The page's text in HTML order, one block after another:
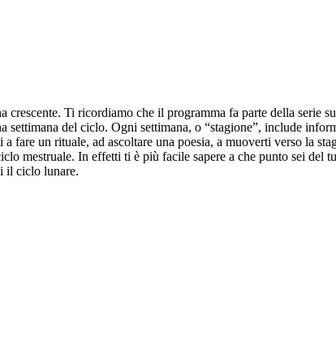
Ti ricordiamo che il programma fa parte della serie
del ciclo. Ogni settimana, o “stagione”, include
un rituale, ad ascoltare una poesia, a muoverti verso la
mestruale. In effetti ti è più facile sapere a che punto sei del
il ciclo lunare.